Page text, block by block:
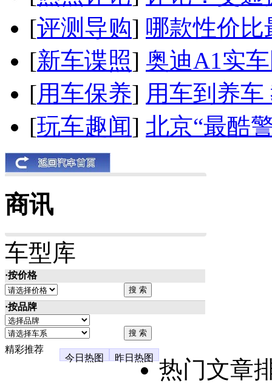
[评测导购] 哪款性价比
[新车谍照] 奥迪A1实
[用车保养] 用车到养
[玩车趣闻] 北京“最酷
商讯
车型库
·按价格
·按品牌
精彩推荐
今日热图
昨日热图
热门文章